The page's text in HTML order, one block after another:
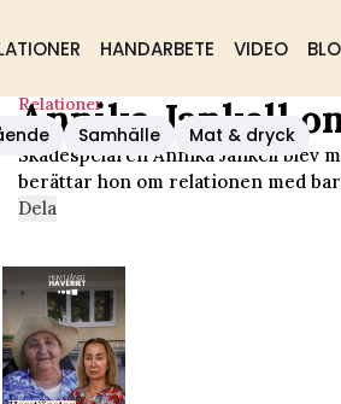
HANDARBETE VIDEO
Samhälle Mat & dryck
Relationer
Annika Jankell
Skådespelaren Annika Jankell blev
berättar hon om relationen med
Dela